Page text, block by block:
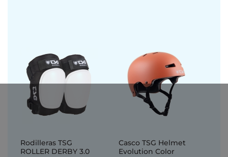
Rodilleras TSG
ROLLER DERBY 3.0
Casco TSG Helmet
Evolution Color